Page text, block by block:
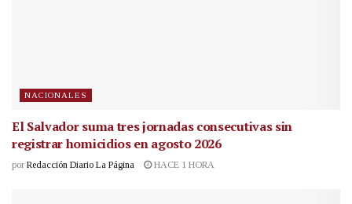
NACIONALES
El Salvador suma tres jornadas consecutivas sin
registrar homicidios en agosto 2026
por Redacción Diario La Página HACE 1 HORA